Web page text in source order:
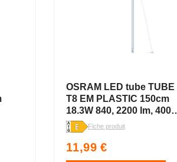
OSRAM LED tube TUBE
T8 EM PLASTIC 150cm
18.3W 840, 2200 lm, 4000
K, blanc froid
Fiche produit
Prix
habituel
11,99 €